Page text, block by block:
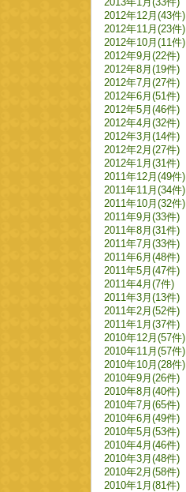
2012年12月(43件)
2012年11月(23件)
2012年10月(11件)
2012年9月(22件)
2012年8月(19件)
2012年7月(27件)
2012年6月(51件)
2012年5月(46件)
2012年4月(32件)
2012年3月(14件)
2012年2月(27件)
2012年1月(31件)
2011年12月(49件)
2011年11月(34件)
2011年10月(32件)
2011年9月(33件)
2011年8月(31件)
2011年7月(33件)
2011年6月(48件)
2011年5月(47件)
2011年4月(7件)
2011年3月(13件)
2011年2月(52件)
2011年1月(37件)
2010年12月(57件)
2010年11月(57件)
2010年10月(28件)
2010年9月(26件)
2010年8月(40件)
2010年7月(65件)
2010年6月(49件)
2010年5月(53件)
2010年4月(46件)
2010年3月(48件)
2010年2月(58件)
2010年1月(81件)